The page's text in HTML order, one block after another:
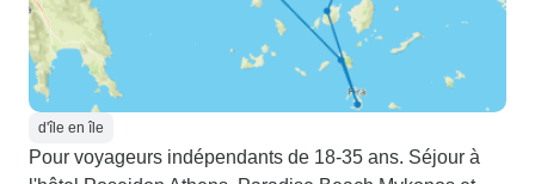
d'île en île
Pour voyageurs indépendants de 18-35 ans. Séjour à